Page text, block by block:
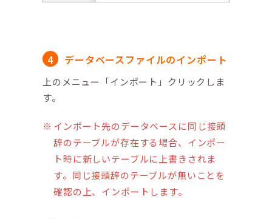
データベースファイルのインポート
上のメニュー「インポート」クリックしま
す。
インポート先のデータベースに同じ接頭
辞のテーブルが存在する場合、インポー
ト時に新しいテーブルに上書きされま
す。同じ接頭辞のテーブルが無いことを
確認の上、インポートします。